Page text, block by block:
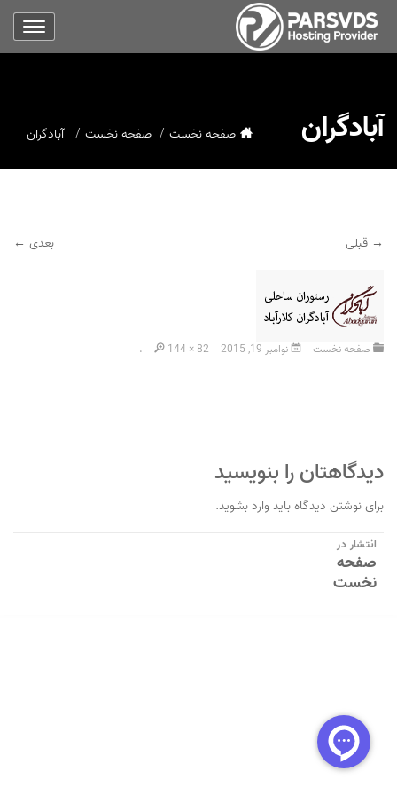
آبادگران صفحه نخست صفحه نخست آبادگران
→ قبلی بعدی ←
صفحه نخست نوامبر 19, 2015 144 × 82
.
دیدگاهتان را بنویسید
برای نوشتن دیدگاه بایدوارد بشوید.
راهبری
نوشته
انتشار در
صفحه
نخست